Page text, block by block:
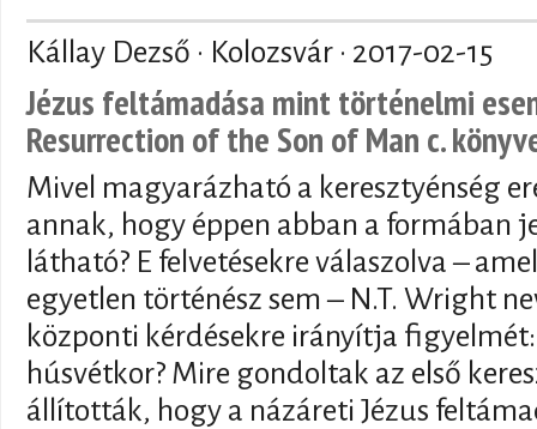
Kállay Dezső · Kolozsvár · 2017-02-15
Jézus feltámadása mint történelmi
Resurrection of the Son of Man c.
Mivel magyarázható a keresztyénség
annak, hogy éppen abban a formában
látható? E felvetésekre válaszolva –
egyetlen történész sem – N.T. Wright
központi kérdésekre irányítja
húsvétkor? Mire gondoltak az első
állították, hogy a názáreti Jézus